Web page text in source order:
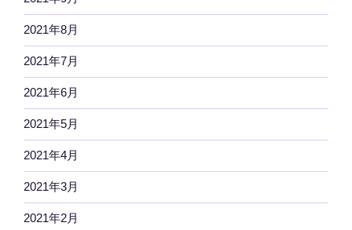
2021年8月
2021年7月
2021年6月
2021年5月
2021年4月
2021年3月
2021年2月